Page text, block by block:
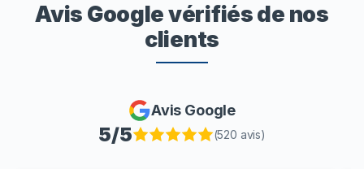
Avis Google vérifiés de nos
clients
Avis Google
5/5 (520 avis)